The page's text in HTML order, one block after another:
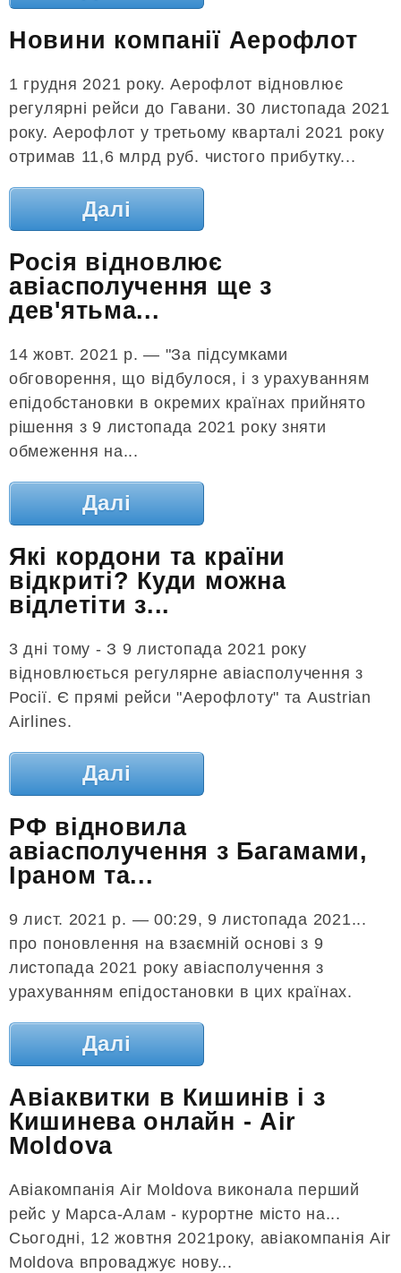
Новини компанії Аерофлот
1 грудня 2021 року. Аерофлот відновлює
регулярні рейси до Гавани. 30 листопада 2021
року. Аерофлот у третьому кварталі 2021 року
отримав 11,6 млрд руб. чистого прибутку...
Далі
Росія відновлює
авіасполучення ще з
дев'ятьма...
14 жовт. 2021 р. — "За підсумками
обговорення, що відбулося, і з урахуванням
епідобстановки в окремих країнах прийнято
рішення з 9 листопада 2021 року зняти
обмеження на...
Далі
Які кордони та країни
відкриті? Куди можна
відлетіти з...
3 дні тому - З 9 листопада 2021 року
відновлюється регулярне авіасполучення з
Росії. Є прямі рейси "Аерофлоту" та Austrian
Airlines.
Далі
РФ відновила
авіасполучення з Багамами,
Іраном та...
9 лист. 2021 р. — 00:29, 9 листопада 2021...
про поновлення на взаємній основі з 9
листопада 2021 року авіасполучення з
урахуванням епідостановки в цих країнах.
Далі
Авіаквитки в Кишинів і з
Кишинева онлайн - Air
Moldova
Авіакомпанія Air Moldova виконала перший
рейс у Марса-Алам - курортне місто на...
Сьогодні, 12 жовтня 2021року, авіакомпанія Air
Moldova впроваджує нову...